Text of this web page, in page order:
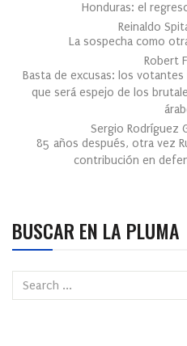
Honduras: el
Reinaldo
La sospecha como
Robert
Basta de excusas: los
que será espejo de los
Sergio Rodríguez
85 años después, otra vez
contribución en
BUSCAR EN LA PLUMA